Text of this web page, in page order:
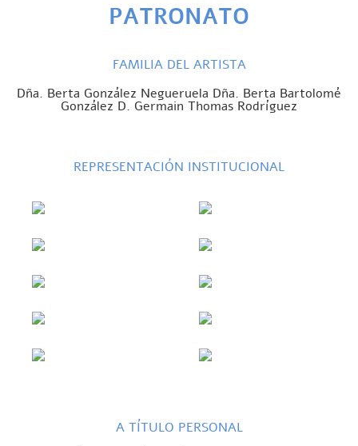
PATRONATO
FAMILIA DEL ARTISTA
Dña. Berta González Negueruela Dña. Berta Bartolomé
González D. Germain Thomas Rodríguez
REPRESENTACIÓN INSTITUCIONAL
A TÍTULO PERSONAL